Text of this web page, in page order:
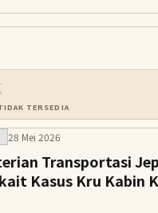
dari separuh.
TERSEDIA
28 Mei 2026
Transportasi
Kasus Kru Kabin